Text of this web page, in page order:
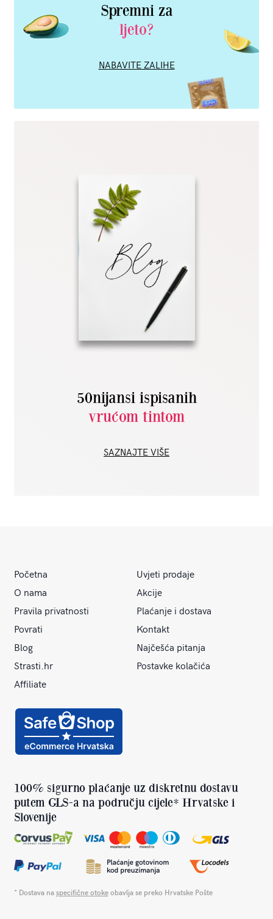
Spremni za
ljeto?
NABAVITE ZALIHE
50nijansi ispisanih
vrućom tintom
SAZNAJTE VIŠE
Početna
Uvjeti prodaje
O nama
Akcije
Pravila privatnosti
Plaćanje i dostava
Povrati
Kontakt
Blog
Najčešća pitanja
Strasti.hr
Postavke kolačića
Affiliate
100% sigurno plaćanje uz diskretnu dostavu
putem GLS-a na području cijele* Hrvatske i
Slovenije
* Dostava naspecifične otokeobavlja se preko Hrvatske Pošte